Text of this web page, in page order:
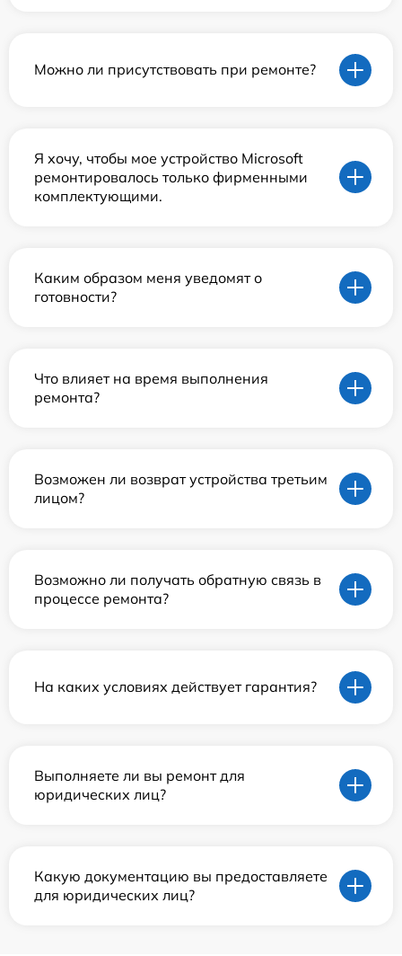
Можно ли присутствовать при ремонте?
Я хочу, чтобы мое устройство Microsoft
ремонтировалось только фирменными
комплектующими.
Каким образом меня уведомят о
готовности?
Что влияет на время выполнения
ремонта?
Возможен ли возврат устройства третьим
лицом?
Возможно ли получать обратную связь в
процессе ремонта?
На каких условиях действует гарантия?
Выполняете ли вы ремонт для
юридических лиц?
Какую документацию вы предоставляете
для юридических лиц?